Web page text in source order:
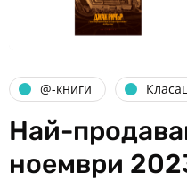
@-книги
Най-
ноември